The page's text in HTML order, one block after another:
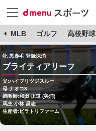
MLB ゴルフ 高校野球
牝 黒鹿毛 登録抹消
ブライティアリーフ
父:ハイブリツジスルー
母:ナオコ3
調教師:和田 正道 (美浦)
馬主:小林 昌志
生産者:ビラトリファーム